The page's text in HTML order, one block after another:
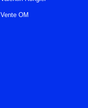
Vente OM